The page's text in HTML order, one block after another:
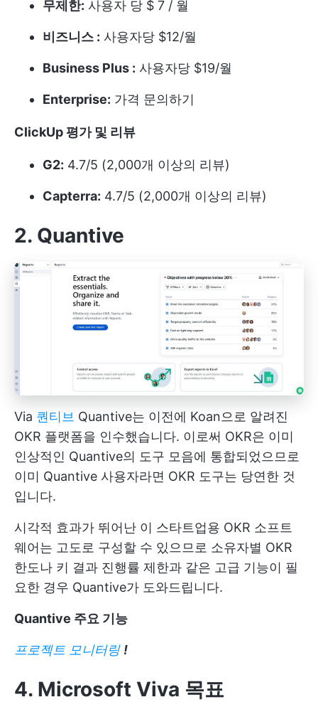
무제한: 사용자 당 $ 7 / 월
비즈니스 : 사용자당 $12/월
Business Plus : 사용자당 $19/월
Enterprise: 가격 문의하기
ClickUp 평가 및 리뷰
G2: 4.7/5 (2,000개 이상의 리뷰)
Capterra: 4.7/5 (2,000개 이상의 리뷰)
2. Quantive
Via 퀀티브 Quantive는 이전에 Koan으로 알려진
OKR 플랫폼을 인수했습니다. 이로써 OKR은 이미
인상적인 Quantive의 도구 모음에 통합되었으므로
이미 Quantive 사용자라면 OKR 도구는 당연한 것
입니다.
시각적 효과가 뛰어난 이 스타트업용 OKR 소프트
웨어는 고도로 구성할 수 있으므로 소유자별 OKR
한도나 키 결과 진행률 제한과 같은 고급 기능이 필
요한 경우 Quantive가 도와드립니다.
Quantive 주요 기능
프로젝트 모니터링 !
4. Microsoft Viva 목표